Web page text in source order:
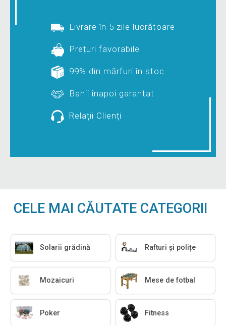
Livrare în 5 zile lucrătoare
Prețuri favorabile
99% din mărfuri în stoc
Banii înapoi garantat
Relații Clienți
CELE MAI CĂUTATE CATEGORII
Solarii grădină Rafturi și polițe
Mozaicuri Mese de fotbal
Poker Fitness